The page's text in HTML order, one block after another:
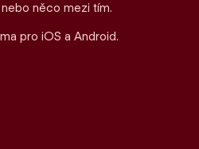
něco mezi tím.
pro iOS a Android.